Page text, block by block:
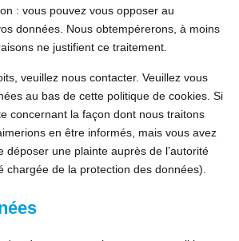
: vous pouvez vous opposer au
données. Nous obtempérerons, à moins
ne justifient ce traitement.
veuillez nous contacter. Veuillez vous
au bas de cette politique de cookies. Si
concernant la façon dont nous traitons
en être informés, mais vous avez
déposer une plainte auprès de l’autorité
chargée de la protection des données).